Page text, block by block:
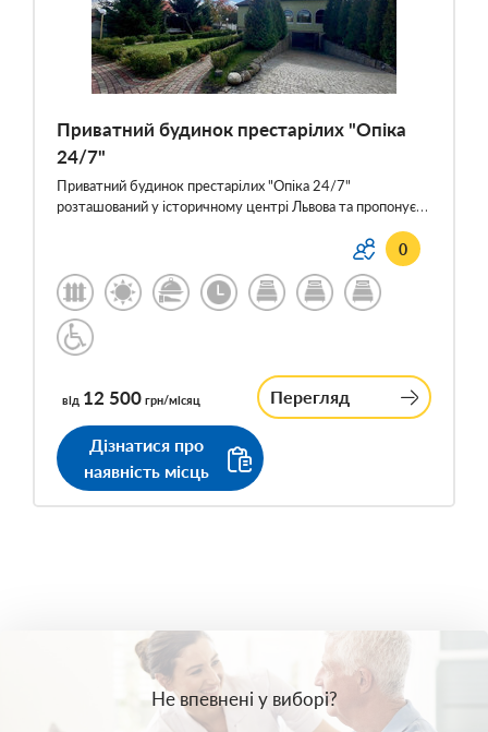
Приватний будинок престарілих "Опіка
24/7"
Приватний будинок престарілих "Опіка 24/7"
розташований у історичному центрі Львова та пропонує…
0
від 12 500 грн/місяц Перегляд
Дізнатися про
наявність місць
Не впевнені у виборі?